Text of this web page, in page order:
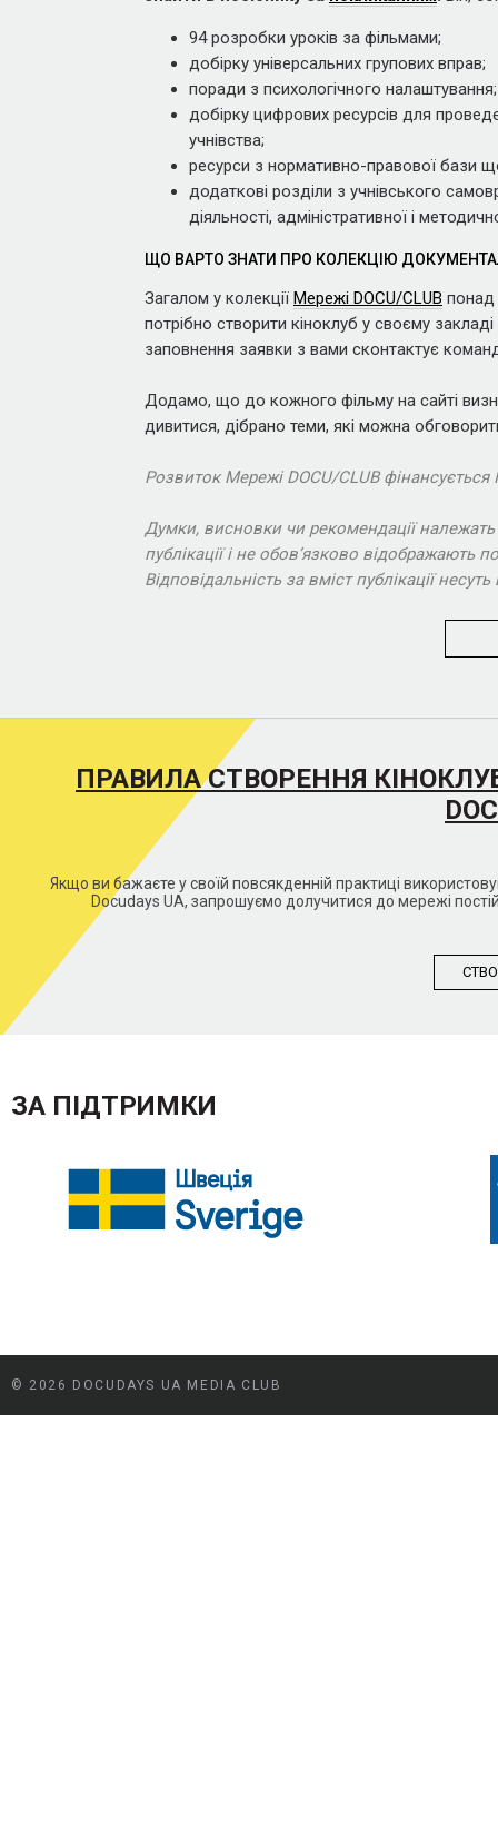
94 розробки уроків за фільмами;
добірку універсальних групових вправ;
поради з психологічного налаштування;
добірку цифрових ресурсів для
учнівства;
ресурси з нормативно-правової бази
додаткові розділи з учнівського
діяльності, адміністративної і
ЩО ВАРТО ЗНАТИ ПРО КОЛЕКЦІЮ
Загалом у колекції Мережі DOCU/CLUB понад
потрібно створити кіноклуб у своєму
заповнення заявки з вами сконтактує
Додамо, що до кожного фільму на сайті
дивитися, дібрано теми, які можна
Розвиток Мережі DOCU/CLUB
Думки, висновки чи рекомендації
публікації і не обов’язково відображають
Відповідальність за вміст публікації
ПРАВИЛА СТВОРЕННЯ
Якщо ви бажаєте у своїй повсякденній практиці
Docudays UA, запрошуємо долучитися до мережі
ЗА ПІДТРИМКИ
© 2026 DOCUDAYS UA MEDIA CLUB